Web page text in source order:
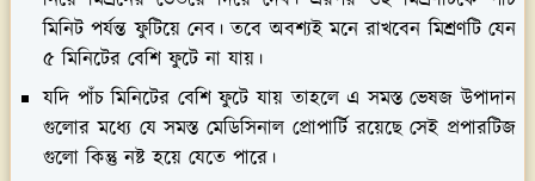
মিনিট পর্যন্ত ফুটিয়ে নেব। তবে অবশ্যই মনে রাখবেন মিশ্রণটি যেন
৫ মিনিটের বেশি ফুটে না যায়।
যদি পাঁচ মিনিটের বেশি ফুটে যায় তাহলে এ সমস্ত ভেষজ উপাদান
গুলোর মধ্যে যে সমস্ত মেডিসিনাল প্রোপার্টি রয়েছে সেই প্রপারটিজ
গুলো কিন্তু নষ্ট হয়ে যেতে পারে।